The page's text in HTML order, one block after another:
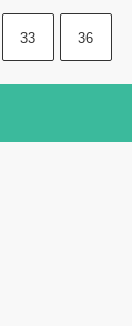
33 36